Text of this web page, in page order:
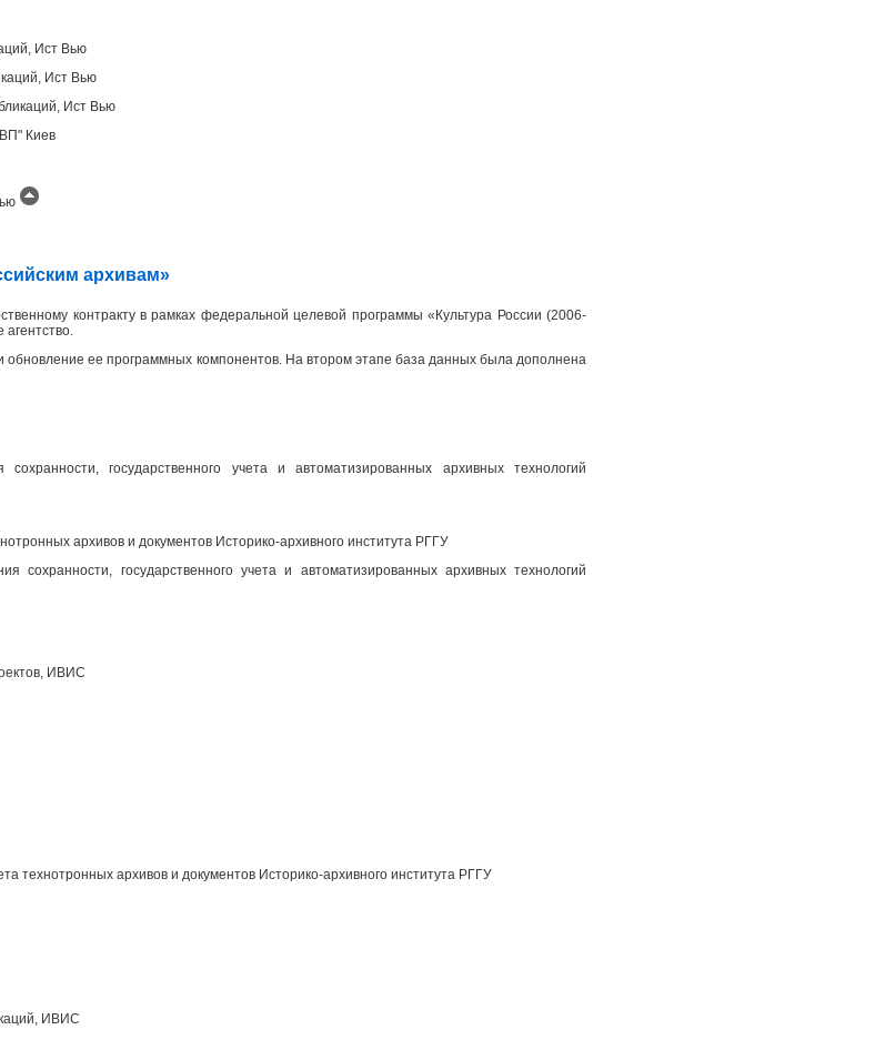
Ист Вью
Ист Вью
Ист Вью
Киев
архивам»
контракту в рамках федеральной целевой программы «Культура России (2006-
ее программных компонентов. На втором этапе база данных была дополнена
государственного учета и автоматизированных архивных технологий
архивов и документов Историко-архивного института РГГУ
государственного учета и автоматизированных архивных технологий
ИВИС
технотронных архивов и документов Историко-архивного института РГГУ
ИВИС